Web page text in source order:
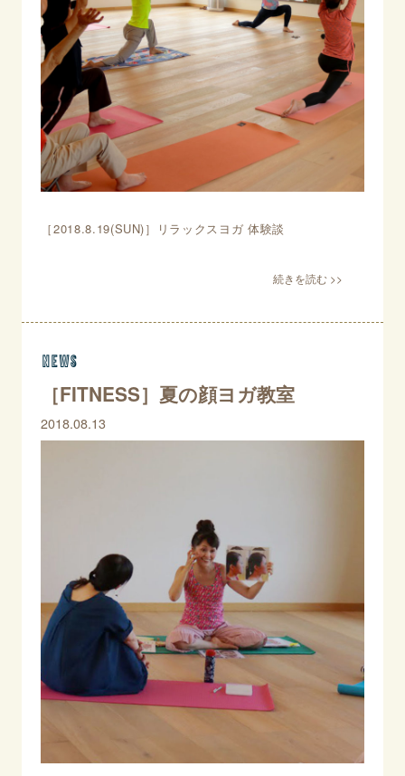
［2018.8.19(SUN)］リラックスヨガ 体験談
news
［FITNESS］夏の顔ヨガ教室
2018.08.13